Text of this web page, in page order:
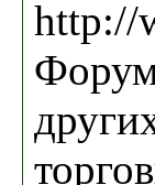
http://
Форум